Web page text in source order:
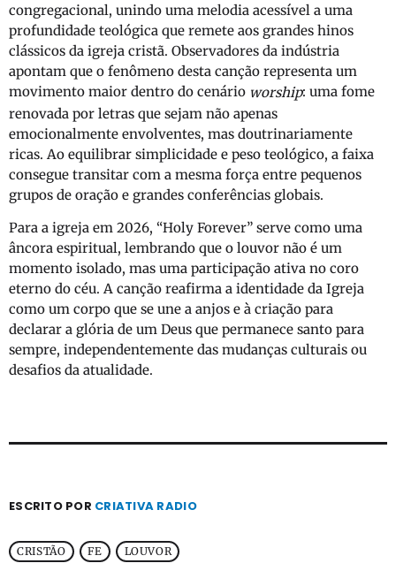
congregacional, unindo uma melodia acessível a uma
profundidade teológica que remete aos grandes hinos
clássicos da igreja cristã. Observadores da indústria
apontam que o fenômeno desta canção representa um
movimento maior dentro do cenário worship: uma fome
renovada por letras que sejam não apenas
emocionalmente envolventes, mas doutrinariamente
ricas. Ao equilibrar simplicidade e peso teológico, a faixa
consegue transitar com a mesma força entre pequenos
grupos de oração e grandes conferências globais.
Para a igreja em 2026, “Holy Forever” serve como uma
âncora espiritual, lembrando que o louvor não é um
momento isolado, mas uma participação ativa no coro
eterno do céu. A canção reafirma a identidade da Igreja
como um corpo que se une a anjos e à criação para
declarar a glória de um Deus que permanece santo para
sempre, independentemente das mudanças culturais ou
desafios da atualidade.
ESCRITO POR CRIATIVA RADIO
CRISTÃO FE LOUVOR